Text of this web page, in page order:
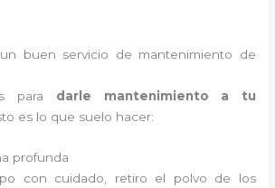
buen servicio de mantenimiento de
para darle mantenimiento a tu
es lo que suelo hacer:
profunda
con cuidado, retiro el polvo de los